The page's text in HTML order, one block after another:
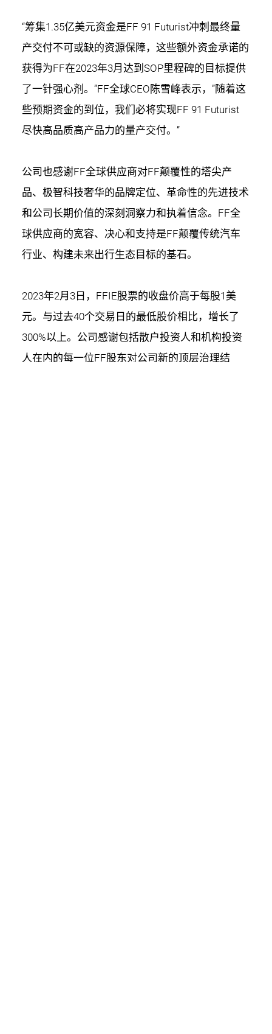
“筹集1.35亿美元资金是FF 91 Futurist冲刺最终量
产交付不可或缺的资源保障，这些额外资金承诺的
获得为FF在2023年3月达到SOP里程碑的目标提供
了一针强心剂。”FF全球CEO陈雪峰表示，”随着这
些预期资金的到位，我们必将实现FF 91 Futurist
尽快高品质高产品力的量产交付。”
公司也感谢FF全球供应商对FF颠覆性的塔尖产
品、极智科技奢华的品牌定位、革命性的先进技术
和公司长期价值的深刻洞察力和执着信念。FF全
球供应商的宽容、决心和支持是FF颠覆传统汽车
行业、构建未来出行生态目标的基石。
2023年2月3日，FFIE股票的收盘价高于每股1美
元。与过去40个交易日的最低股价相比，增长了
300%以上。公司感谢包括散户投资人和机构投资
人在内的每一位FF股东对公司新的顶层治理结